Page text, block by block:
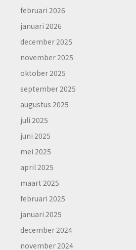
februari 2026
januari 2026
december 2025
november 2025
oktober 2025
september 2025
augustus 2025
juli 2025
juni 2025
mei 2025
april 2025
maart 2025
februari 2025
januari 2025
december 2024
november 2024